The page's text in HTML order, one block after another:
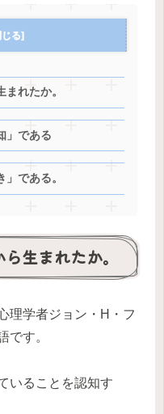
まれたか。
」である
」である。
生まれたか。
理学者ジョン・H・フ
です。
いることを認知す